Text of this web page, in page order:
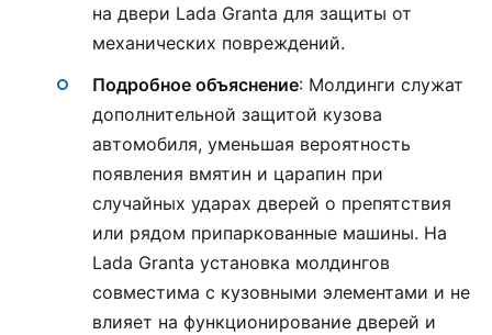
на двери Lada Granta для защиты от
механических повреждений.
Подробное объяснение: Молдинги служат
дополнительной защитой кузова
автомобиля, уменьшая вероятность
появления вмятин и царапин при
случайных ударах дверей о препятствия
или рядом припаркованные машины. На
Lada Granta установка молдингов
совместима с кузовными элементами и не
влияет на функционирование дверей и